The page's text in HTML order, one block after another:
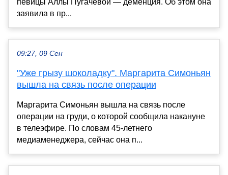
певицы Аллы Пугачёвой — деменция. Об этом она
заявила в пр...
09:27, 09 Сен
"Уже грызу шоколадку". Маргарита Симоньян
вышла на связь после операции
Маргарита Симоньян вышла на связь после
операции на груди, о которой сообщила накануне
в телеэфире. По словам 45-летнего
медиаменеджера, сейчас она п...